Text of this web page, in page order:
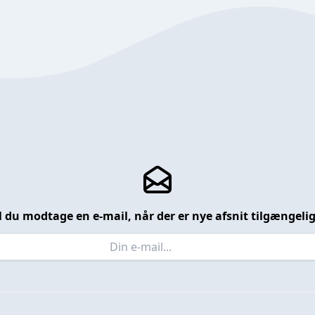
du modtage en e-mail, når der er nye afsnit